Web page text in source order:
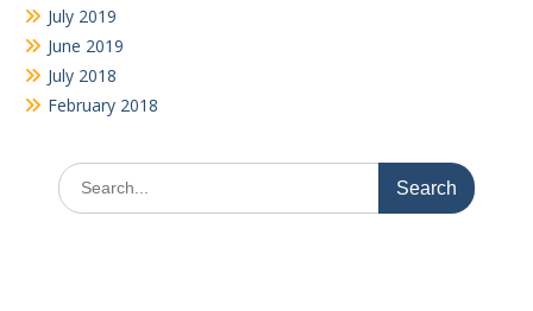
July 2019
June 2019
July 2018
February 2018
Search
for: